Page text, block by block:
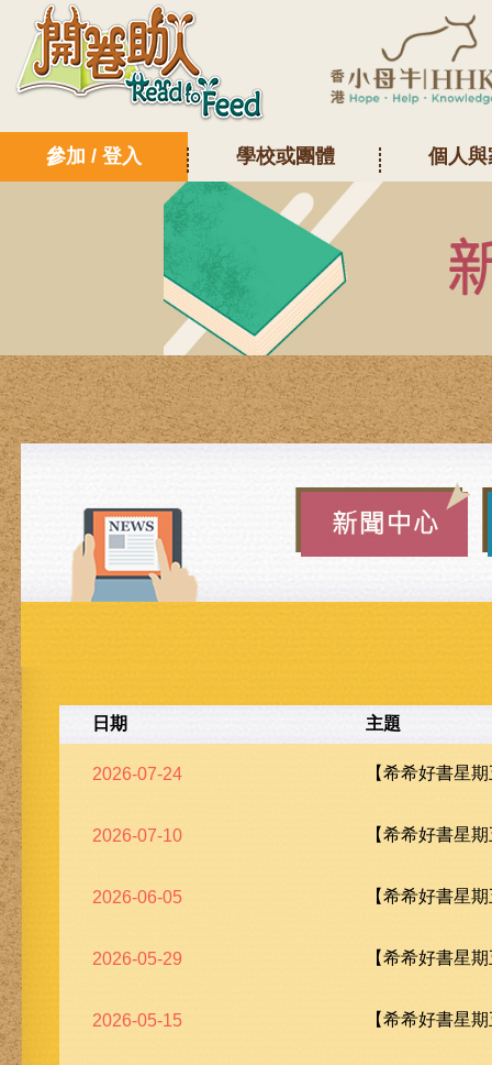
參加 / 登入 學校或團體 個人
日期 主題
2026-07-24 【希希好書星
2026-07-10 【希希好書星
2026-06-05 【希希好書星
2026-05-29 【希希好書星
2026-05-15 【希希好書星